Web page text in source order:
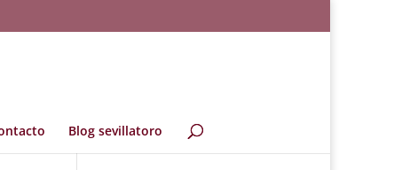
Blog sevillatoro